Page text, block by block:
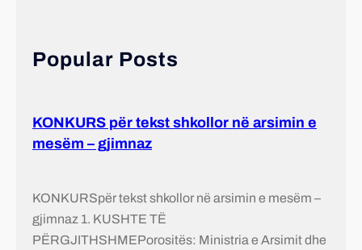
Popular Posts
KONKURS për tekst shkollor në arsimin e
mesëm – gjimnaz
KONKURSpër tekst shkollor në arsimin e mesëm –
gjimnaz 1. KUSHTE TË
PËRGJITHSHMEPorositës: Ministria e Arsimit dhe